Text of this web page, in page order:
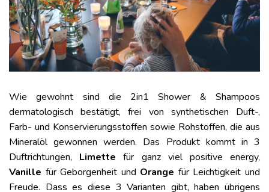
Wie gewohnt sind die 2in1 Shower & Shampoos
dermatologisch bestätigt, frei von synthetischen Duft-,
Farb- und Konservierungsstoffen sowie Rohstoffen, die aus
Mineralöl gewonnen werden. Das Produkt kommt in 3
Duftrichtungen, Limette für ganz viel positive energy,
Vanille für Geborgenheit und Orange für Leichtigkeit und
Freude. Dass es diese 3 Varianten gibt, haben übrigens